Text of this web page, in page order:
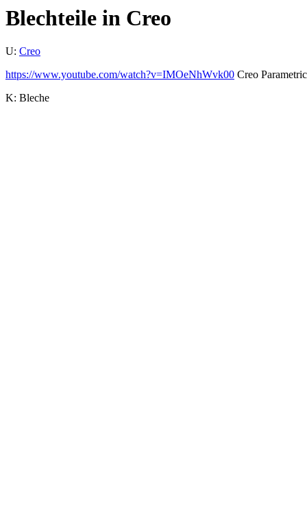
Blechteile in Creo
U: Creo
https://www.youtube.com/watch?v=IMOeNhWvk00 Creo
K: Bleche